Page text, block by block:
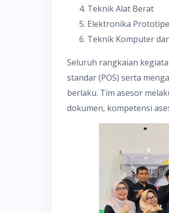
Teknik Alat Berat
Elektronika
Teknik Komputer
Seluruh rangkaian
standar (POS) serta
berlaku. Tim asesor
dokumen, kompetensi